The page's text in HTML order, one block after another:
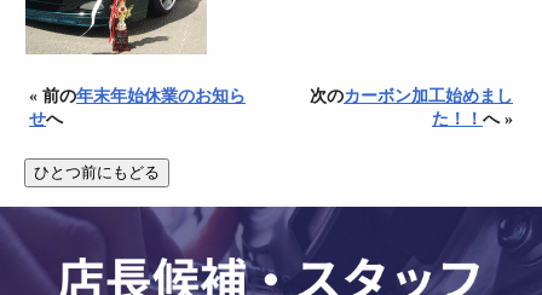
« 前の年末年始休業のお知ら
せへ
次のカーボン加工始めまし
た！！ へ »